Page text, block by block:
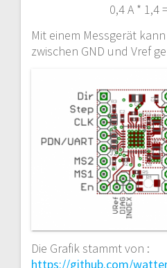
0,4 A * 1,4
Mit einem Messgerät
zwischen GND und Vref
Die Grafik stammt von :
https://github.com/